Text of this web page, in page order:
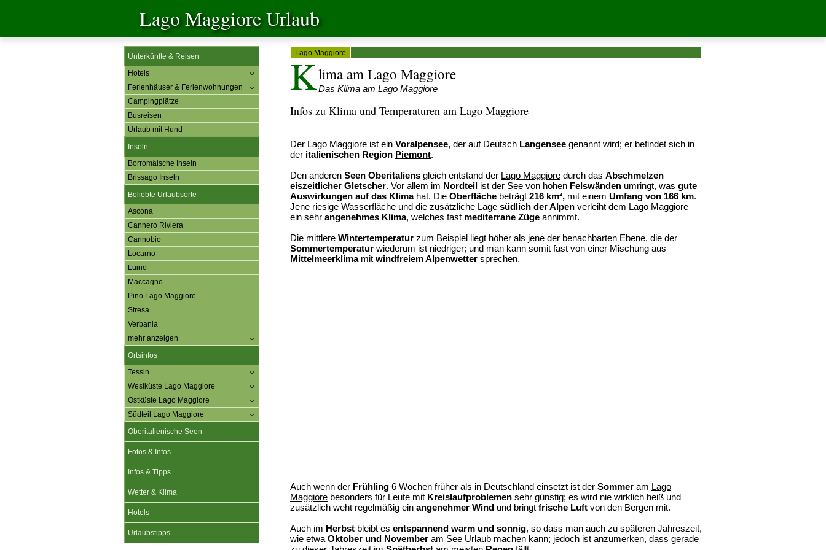
Lago Maggiore Urlaub
Unterkünfte & Reisen
Hotels
Ferienhäuser & Ferienwohnungen
Campingplätze
Busreisen
Urlaub mit Hund
Inseln
Borromäische Inseln
Brissago Inseln
Beliebte Urlaubsorte
Ascona
Cannero Riviera
Cannobio
Locarno
Luino
Maccagno
Pino Lago Maggiore
Stresa
Verbania
mehr anzeigen
Ortsinfos
Tessin
Westküste Lago Maggiore
Ostküste Lago Maggiore
Südteil Lago Maggiore
Oberitalienische Seen
Fotos & Infos
Infos & Tipps
Wetter & Klima
Hotels
Urlaubstipps
Lago Maggiore
Klima am Lago Maggiore
Das Klima am Lago Maggiore
Infos zu Klima und Temperaturen am Lago Maggiore
Der Lago Maggiore ist ein Voralpensee, der auf Deutsch Langensee genannt wird; er befindet sich in
der italienischen Region Piemont.
Den anderen Seen Oberitaliens gleich entstand der Lago Maggiore durch das Abschmelzen
eiszeitlicher Gletscher. Vor allem im Nordteil ist der See von hohen Felswänden umringt, was gute
Auswirkungen auf das Klimahat. Die Oberfläche beträgt 216 km², mit einem Umfang von 166 km.
Jene riesige Wasserfläche und die zusätzliche Lage südlich der Alpen verleiht dem Lago Maggiore
ein sehr angenehmes Klima, welches fast mediterrane Züge annimmt.
Die mittlere Wintertemperatur zum Beispiel liegt höher als jene der benachbarten Ebene, die der
Sommertemperatur wiederum ist niedriger; und man kann somit fast von einer Mischung aus
Mittelmeerklimamit windfreiem Alpenwetter sprechen.
Auch wenn der Frühling 6 Wochen früher als in Deutschland einsetzt ist der Sommer am Lago
Maggiore besonders für Leute mit Kreislaufproblemen sehr günstig; es wird nie wirklich heiß und
zusätzlich weht regelmäßig ein angenehmer Wind und bringt frische Luft von den Bergen mit.
Auch im Herbst bleibt es entspannend warm und sonnig, so dass man auch zu späteren Jahreszeit,
wie etwa Oktober und November am See Urlaub machen kann; jedoch ist anzumerken, dass gerade